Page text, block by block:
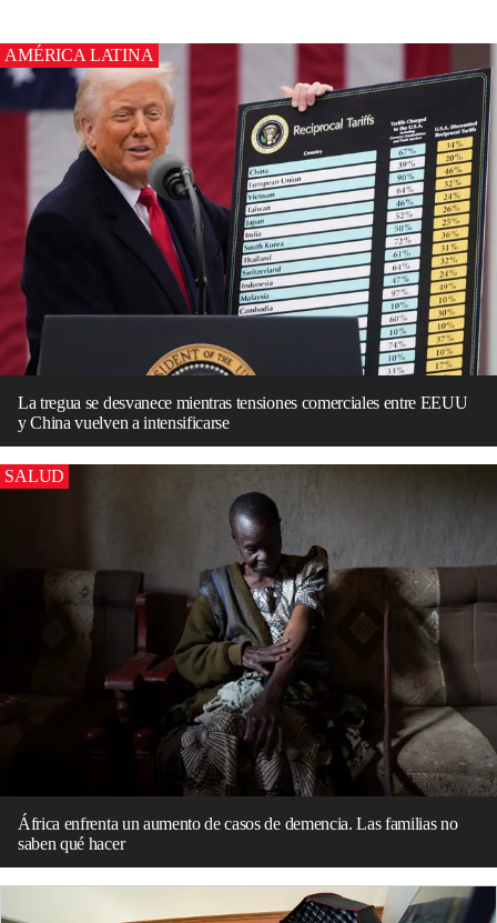
AMÉRICA LATINA
La tregua se desvanece mientras tensiones comerciales entre EEUU
y China vuelven a intensificarse
SALUD
África enfrenta un aumento de casos de demencia. Las familias no
saben qué hacer